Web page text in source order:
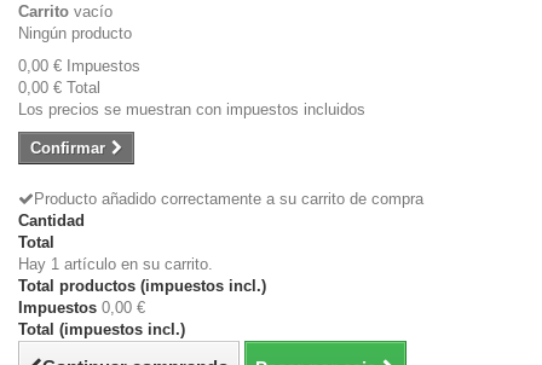
Carrito vacío
Ningún producto
0,00 € Impuestos
0,00 € Total
Los precios se muestran con impuestos incluidos
Confirmar
Producto añadido correctamente a su carrito de compra
Cantidad
Total
Hay 1 artículo en su carrito.
Total productos (impuestos incl.)
Impuestos 0,00 €
Total (impuestos incl.)